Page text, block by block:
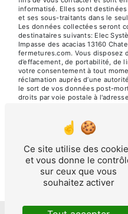
informatisé. Elles sont
et ses sous-traitants dans le
Les données collectées seront
destinataires suivants: Elec
Impasse des acacias 13160
fermetures.com. Vous disposez
d’effacement, de portabilité, de
votre consentement à tout
réclamation auprès d’une
le sort de vos données post-
droits par voie postale à
13160 Chateaurenard ou par
contact@esa-fermetures.com.
être demandé. Nous
prise de contact puis pendant
fins probatoires et de gestion
vous inscrire sur la liste
disponible à cette adresse:
pour plus d’informations sur vos
Ce site utilise des
et vous donne le
sur ceux que vous
souhaitez activer